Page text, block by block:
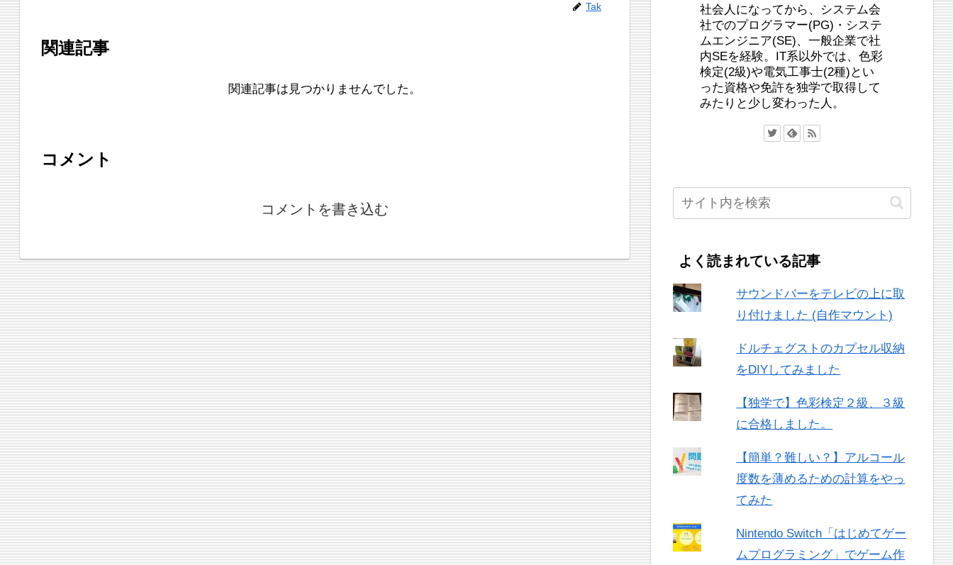
Tak
関連記事
関連記事は見つかりませんでした。
コメント
コメントを書き込む
社会人になってから、システム会
社でのプログラマー(PG)・システ
ムエンジニア(SE)、一般企業で社
内SEを経験。IT系以外では、色彩
検定(2級)や電気工事士(2種)とい
った資格や免許を独学で取得して
みたりと少し変わった人。
よく読まれている記事
サウンドバーをテレビの上に取
り付けました (自作マウント)
ドルチェグストのカプセル収納
をDIYしてみました
【独学で】色彩検定２級、３級
に合格しました。
【簡単？難しい？】アルコール
度数を薄めるための計算をやっ
てみた
Nintendo Switch「はじめてゲー
ムプログラミング」でゲーム作